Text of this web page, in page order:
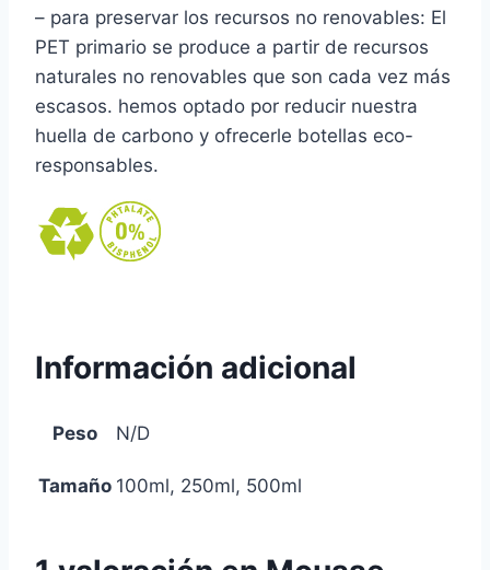
– para preservar los recursos no renovables: El
PET primario se produce a partir de recursos
naturales no renovables que son cada vez más
escasos. hemos optado por reducir nuestra
huella de carbono y ofrecerle botellas eco-
responsables.
Información adicional
Peso N/D
Tamaño 100ml, 250ml, 500ml